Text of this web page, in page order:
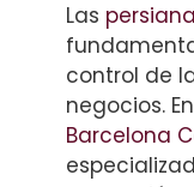
Las
control de
negocios. En
Barcelona